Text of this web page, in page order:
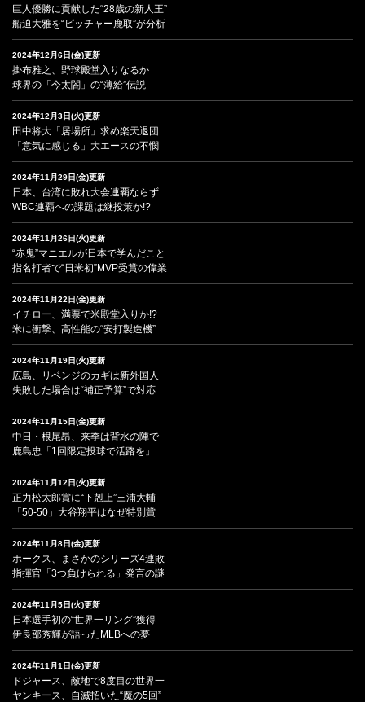
巨人優勝に貢献した“28歳の新人王”
船迫大雅を“ピッチャー鹿取”が分析
2024年12月6日(金)更新
掛布雅之、野球殿堂入りなるか
球界の「今太閤」の“薄給”伝説
2024年12月3日(火)更新
田中将大「居場所」求め楽天退団
「意気に感じる」大エースの不憫
2024年11月29日(金)更新
日本、台湾に敗れ大会連覇ならず
WBC連覇への課題は継投策か!?
2024年11月26日(火)更新
“赤鬼”マニエルが日本で学んだこと
指名打者で“日米初”MVP受賞の偉業
2024年11月22日(金)更新
イチロー、満票で米殿堂入りか!?
米に衝撃、高性能の“安打製造機”
2024年11月19日(火)更新
広島、リベンジのカギは新外国人
失敗した場合は“補正予算”で対応
2024年11月15日(金)更新
中日・根尾昂、来季は背水の陣で
鹿島忠「1回限定投球で活路を」
2024年11月12日(火)更新
正力松太郎賞に“下剋上”三浦大輔
「50-50」大谷翔平はなぜ特別賞
2024年11月8日(金)更新
ホークス、まさかのシリーズ4連敗
指揮官「3つ負けられる」発言の謎
2024年11月5日(火)更新
日本選手初の“世界一リング”獲得
伊良部秀輝が語ったMLBへの夢
2024年11月1日(金)更新
ドジャース、敵地で8度目の世界一
ヤンキース、自滅招いた“魔の5回”